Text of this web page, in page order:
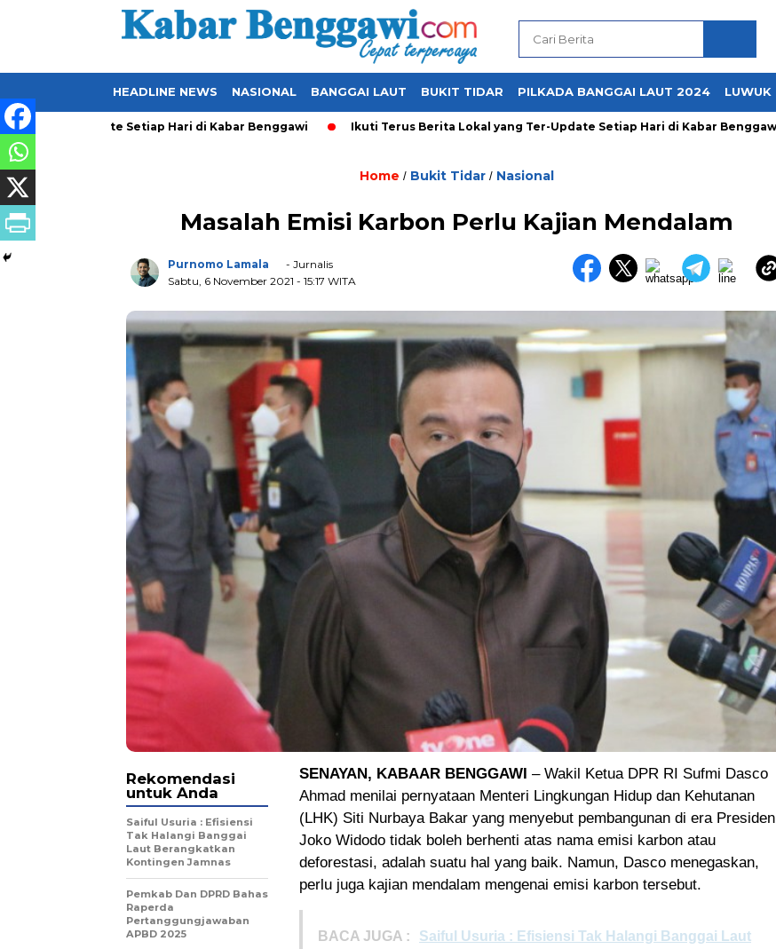
HEADLINE NEWS NASIONAL BANGGAI LAUT BUKIT TIDAR PILKADA BANGGAI LAUT 2024 LUWUK
Ter-Update Setiap Hari di Kabar Benggawi Ikuti Terus Berita Lokal yang Ter-Update Setiap Hari di Kabar Benggawi
Home / Bukit Tidar / Nasional
Masalah Emisi Karbon Perlu Kajian Mendalam
Purnomo Lamala
- Jurnalis
Sabtu, 6 November 2021 - 15:17 WITA
SENAYAN, KABAAR BENGGAWI – Wakil Ketua DPR RI Sufmi Dasco
Ahmad menilai pernyataan Menteri Lingkungan Hidup dan Kehutanan
(LHK) Siti Nurbaya Bakar yang menyebut pembangunan di era Presiden
Joko Widodo tidak boleh berhenti atas nama emisi karbon atau
deforestasi, adalah suatu hal yang baik. Namun, Dasco menegaskan,
perlu juga kajian mendalam mengenai emisi karbon tersebut.
BACA JUGA :
Saiful Usuria : Efisiensi Tak Halangi Banggai Laut
Rekomendasi
untuk Anda
Saiful Usuria : Efisiensi
Tak Halangi Banggai
Laut Berangkatkan
Kontingen Jamnas
Pemkab Dan DPRD Bahas
Raperda
Pertanggungjawaban
APBD 2025